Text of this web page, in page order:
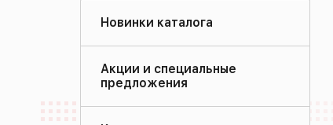
Новинки каталога
Акции и специальные
предложения